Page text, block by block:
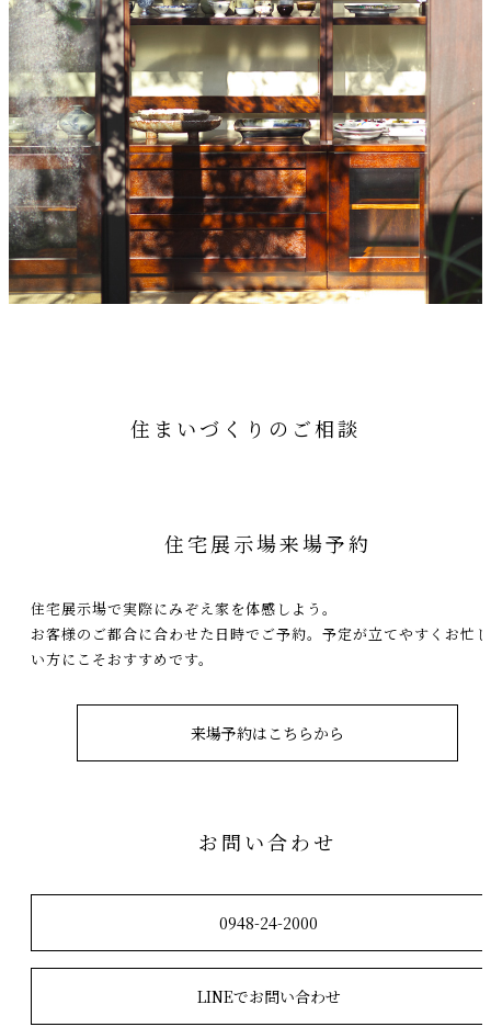
住まいづくりのご相談
住宅展示場来場予約
住宅展示場で実際にみぞえ家を体感しよう。
お客様のご都合に合わせた日時でご予約。予定が立てやすくお忙し
い方にこそおすすめです。
来場予約はこちらから
お問い合わせ
0948-24-2000
LINEでお問い合わせ